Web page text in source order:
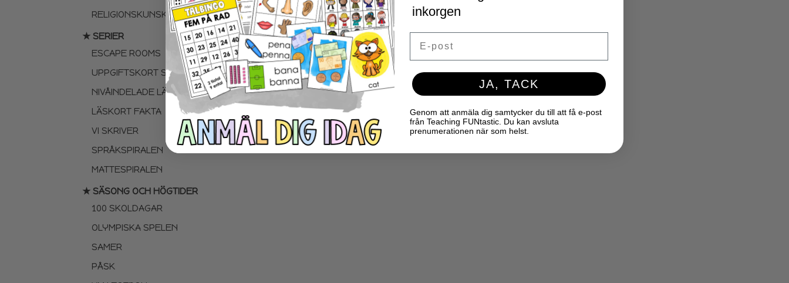
RELIGIONSKUNSKAP
★ SERIER
ESCAPE ROOMS
UPPGIFTSKORT SVENSKA
NIVÅINDELADE LÄSTEXTER
LÄSKORT FAKTA
VI SKRIVER
SPRÅKSPIRALEN
MATTESPIRALEN
★ SÄSONG OCH HÖGTIDER
100 SKOLDAGAR
OLYMPISKA SPELEN
SAMER
PÅSK
inkorgen
JA, TACK
Genom att anmäla dig samtycker du till att få e-post
från Teaching FUNtastic. Du kan avsluta
prenumerationen när som helst.